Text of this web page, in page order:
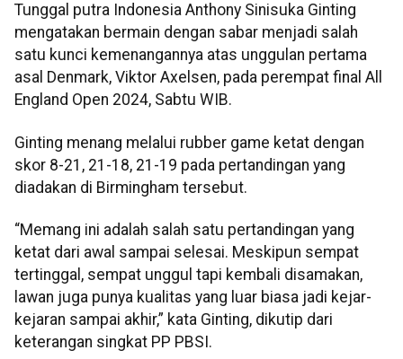
Tunggal putra Indonesia Anthony Sinisuka Ginting
mengatakan bermain dengan sabar menjadi salah
satu kunci kemenangannya atas unggulan pertama
asal Denmark, Viktor Axelsen, pada perempat final All
England Open 2024, Sabtu WIB.
Ginting menang melalui rubber game ketat dengan
skor 8-21, 21-18, 21-19 pada pertandingan yang
diadakan di Birmingham tersebut.
“Memang ini adalah salah satu pertandingan yang
ketat dari awal sampai selesai. Meskipun sempat
tertinggal, sempat unggul tapi kembali disamakan,
lawan juga punya kualitas yang luar biasa jadi kejar-
kejaran sampai akhir,” kata Ginting, dikutip dari
keterangan singkat PP PBSI.